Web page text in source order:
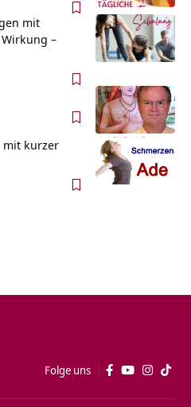
mit
–
mit kurzer
Folge uns